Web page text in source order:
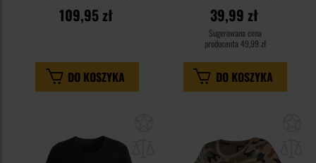
109,95 zł
DO KOSZYKA
39,99 zł
Sugerowana cena
producenta 49,99 zł
DO KOSZYKA
schowka